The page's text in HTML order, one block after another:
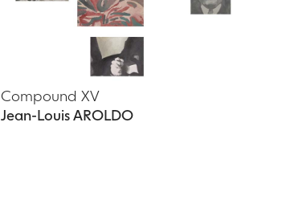
Compound XV
Jean-Louis AROLDO